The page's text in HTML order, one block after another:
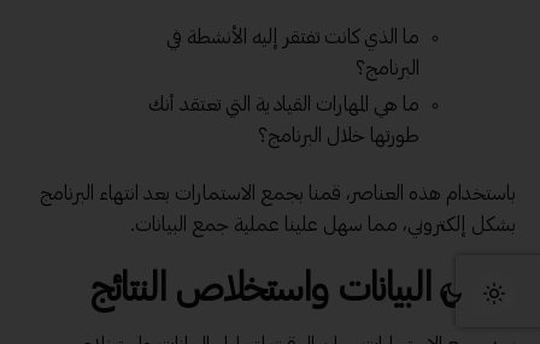
ما الذي كانت تفتقر إليه الأنشطة في
البرنامج؟
ما هي المهارات القيادية التي تعتقد أنك
طورتها خلال البرنامج؟
باستخدام هذه العناصر، قمنا بجمع الاستمارات بعد انتهاء البرنامج
بشكل إلكتروني، مما سهل علينا عملية جمع البيانات.
تحليل البيانات واستخلاص النتائج